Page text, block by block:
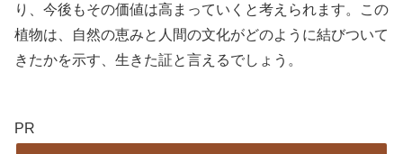
り、今後もその価値は高まっていくと考えられます。この
植物は、自然の恵みと人間の文化がどのように結びついて
きたかを示す、生きた証と言えるでしょう。
PR